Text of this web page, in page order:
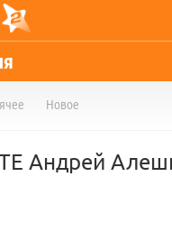
Новое
Андрей